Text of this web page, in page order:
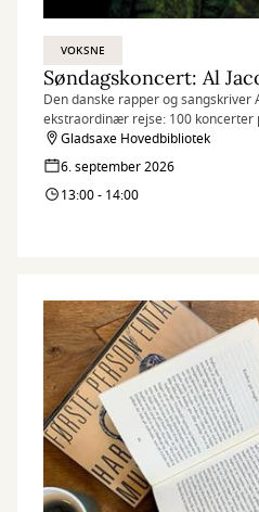
VOKSNE
Den danske rapper og sangskriver
ekstraordinær rejse: 100 koncerter
Europa – og nu lægger han vejen
Gladsaxe Hovedbibliotek
6. september 2026
13:00 - 14:00